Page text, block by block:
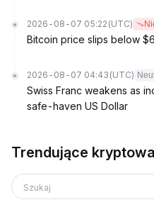
2026-08-07 05:22 (UTC)
Bitcoin price slips below
2026-08-07 04:43 (UTC)
Swiss Franc weakens as
safe-haven US Dollar
Trendujące
Szukaj